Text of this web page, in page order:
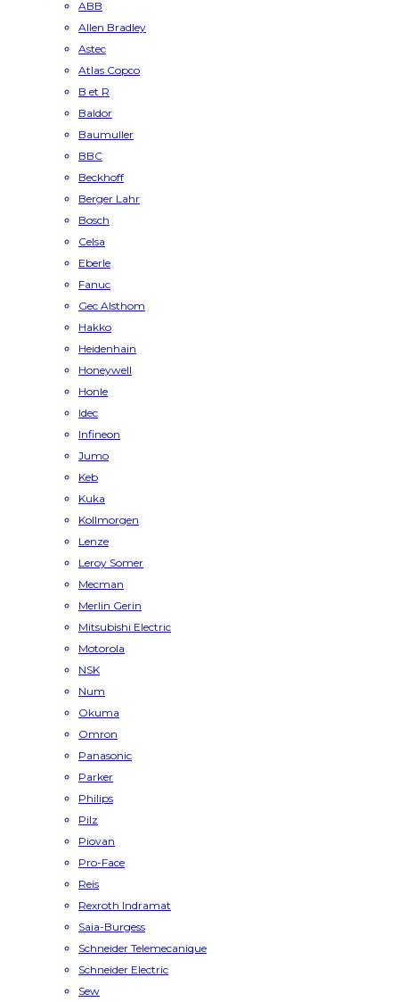
ABB
Allen Bradley
Astec
Atlas Copco
B et R
Baldor
Baumuller
BBC
Beckhoff
Berger Lahr
Bosch
Celsa
Eberle
Fanuc
Gec Alsthom
Hakko
Heidenhain
Honeywell
Honle
Idec
Infineon
Jumo
Keb
Kuka
Kollmorgen
Lenze
Leroy Somer
Mecman
Merlin Gerin
Mitsubishi Electric
Motorola
NSK
Num
Okuma
Omron
Panasonic
Parker
Philips
Pilz
Piovan
Pro-Face
Reis
Rexroth Indramat
Saia-Burgess
Schneider Telemecanique
Schneider Electric
Sew